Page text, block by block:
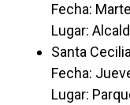
Fecha:
Lugar:
Santa
Fecha:
Lugar: